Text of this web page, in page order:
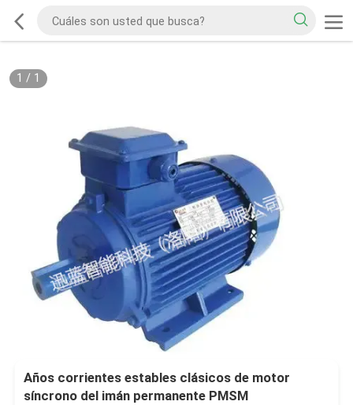
1 / 1
Años corrientes estables clásicos de motor
síncrono del imán permanente PMSM